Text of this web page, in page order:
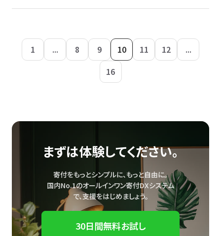
1 ... 8 9 10 11 12
...
16
まずは体験してください。
寄付をもっとシンプルに、もっと自由に。
国内No.1のオールインワン寄付DXシステム
で、支援をはじめましょう。
30日間無料お試し